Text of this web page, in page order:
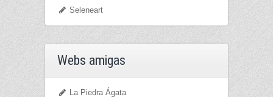
Seleneart
Webs amigas
La Piedra Ágata